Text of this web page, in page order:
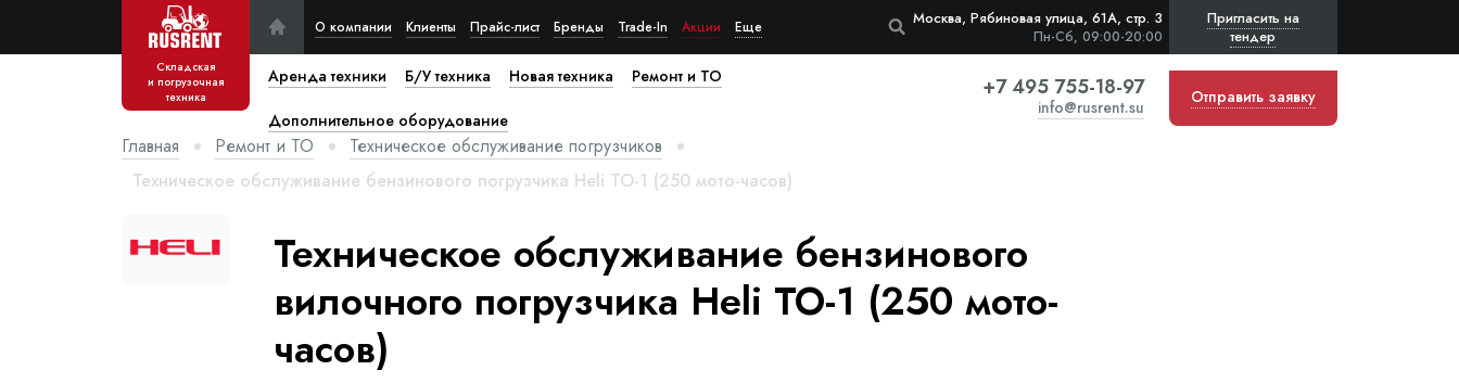
Складская
и погрузочная
техника
О компании Клиенты Прайс-лист Бренды Trade-In Акции Еще Москва, Рябиновая улица, 61А, стр. 3
Пн-Сб, 09:00-20:00
Пригласить на
тендер
Аренда техники Б/У техника Новая техника Ремонт и ТО
Дополнительное оборудование
+7 495 755-18-97
info@rusrent.su Отправить заявку
Главная Ремонт и ТО
Техническое обслуживание погрузчиков
Техническое обслуживание бензинового погрузчика Heli ТО-1 (250 мото-часов)
Техническое обслуживание бензинового
вилочного погрузчика Heli ТО-1 (250 мото-
часов)